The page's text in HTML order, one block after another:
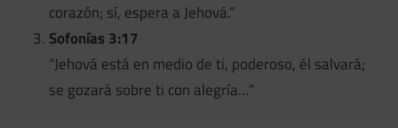
corazón; sí, espera a Jehová.”
Sofonías 3:17
“Jehová está en medio de ti, poderoso, él salvará;
se gozará sobre ti con alegría…”